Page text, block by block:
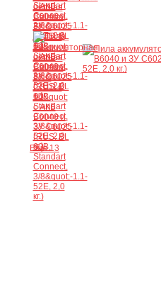
Ещё 13